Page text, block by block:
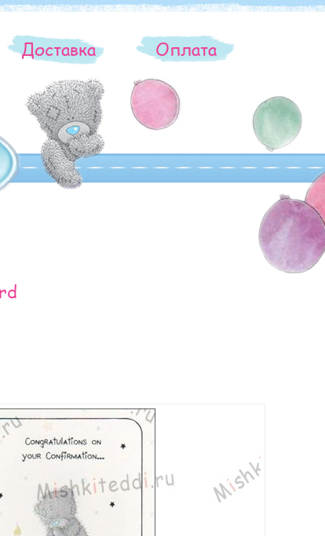
Доставка Оплата